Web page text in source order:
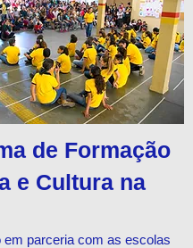
de Formação
e Cultura na
em parceria com as escolas